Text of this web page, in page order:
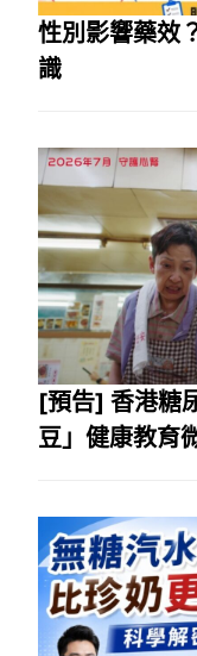
性別影響藥效
識
[預告] 香港糖
豆」健康教育